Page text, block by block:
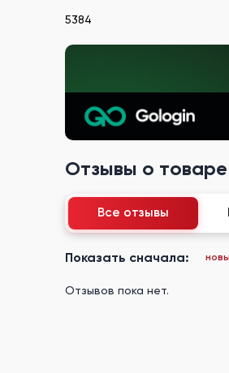
5384
Отзывы о
Все отзывы
Показать сначала:
Отзывов пока нет.